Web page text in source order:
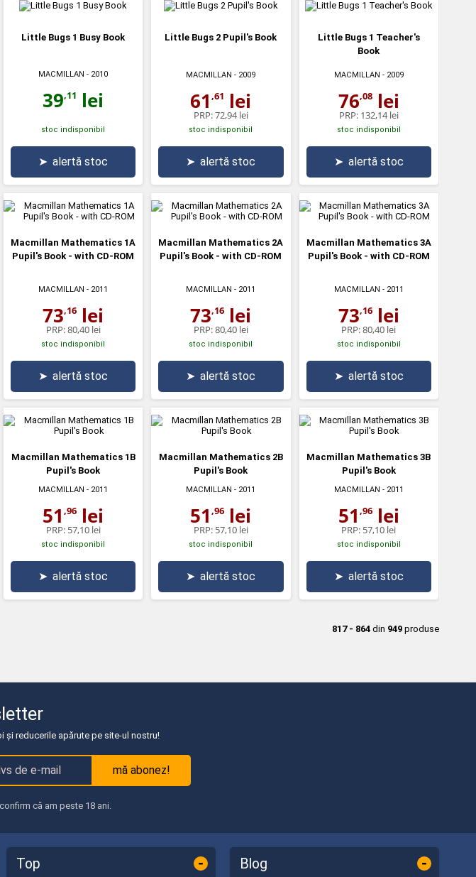
Little Bugs 1 Busy Book
MACMILLAN - 2010
39,11 lei
stoc indisponibil
➤ alertă stoc
Little Bugs 2 Pupil's Book
MACMILLAN - 2009
61,61 lei
PRP:72,94 lei
stoc indisponibil
➤ alertă stoc
Little Bugs 1 Teacher's
Book
MACMILLAN - 2009
76,08lei
PRP: 132,14 lei
stoc indisponibil
➤ alertă stoc
Macmillan Mathematics 1A
Pupil's Book - with CD-ROM
MACMILLAN - 2011
73,16 lei
PRP:80,40 lei
stoc indisponibil
➤ alertă stoc
Macmillan Mathematics 2A
Pupil's Book - with CD-ROM
MACMILLAN - 2011
73,16 lei
PRP:80,40 lei
stoc indisponibil
➤ alertă stoc
Macmillan Mathematics 3A
Pupil's Book - with CD-ROM
MACMILLAN - 2011
73,16lei
PRP:80,40 lei
stoc indisponibil
➤ alertă stoc
Macmillan Mathematics 1B
Pupil's Book
MACMILLAN - 2011
51,96 lei
PRP: 57,10 lei
stoc indisponibil
➤ alertă stoc
Macmillan Mathematics 2B
Pupil's Book
MACMILLAN - 2011
51,96 lei
PRP: 57,10 lei
stoc indisponibil
➤ alertă stoc
Macmillan Mathematics 3B
Pupil's Book
MACMILLAN - 2011
51 ,96lei
PRP: 57,10 lei
stoc indisponibil
➤ alertă stoc
817 - 864 din 949 produse
și reducerile apărute pe site-ul nostru!
mă abonez!
că am peste 18 ani.
Top - Blog -